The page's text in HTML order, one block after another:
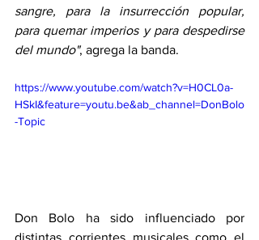
sangre, para la insurrección popular,
para quemar imperios y para despedirse
del mundo", agrega la banda.
https://www.youtube.com/watch?v=H0CL0a-
HSkI&feature=youtu.be&ab_channel=DonBolo
-Topic
Don Bolo ha sido influenciado por
distintas corrientes musicales como el